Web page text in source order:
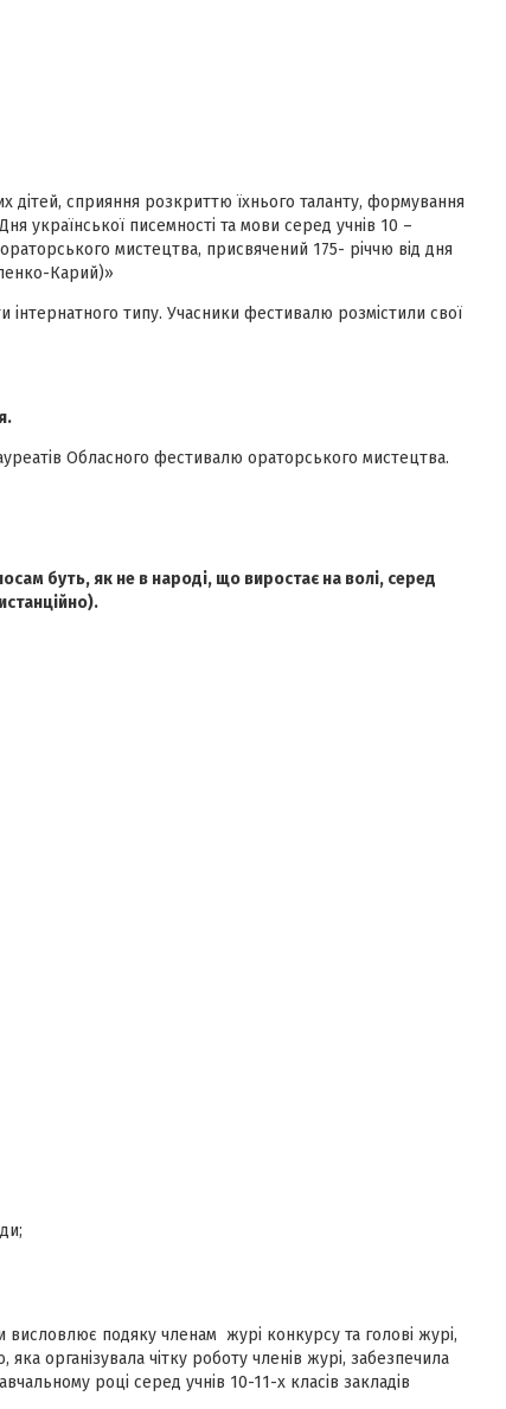
дітей, сприяння розкриттю їхнього таланту, формування
української писемності та мови серед учнів 10 –
мистецтва, присвячений 175- річчю від дня
Карий)»
інтернатного типу. Учасники фестивалю розмістили свої
Обласного фестивалю ораторського мистецтва.
буть, як не в народі, що виростає на волі, серед
висловлює подяку членам журі конкурсу та голові журі,
організувала чітку роботу членів журі, забезпечила
році серед учнів 10-11-х класів закладів